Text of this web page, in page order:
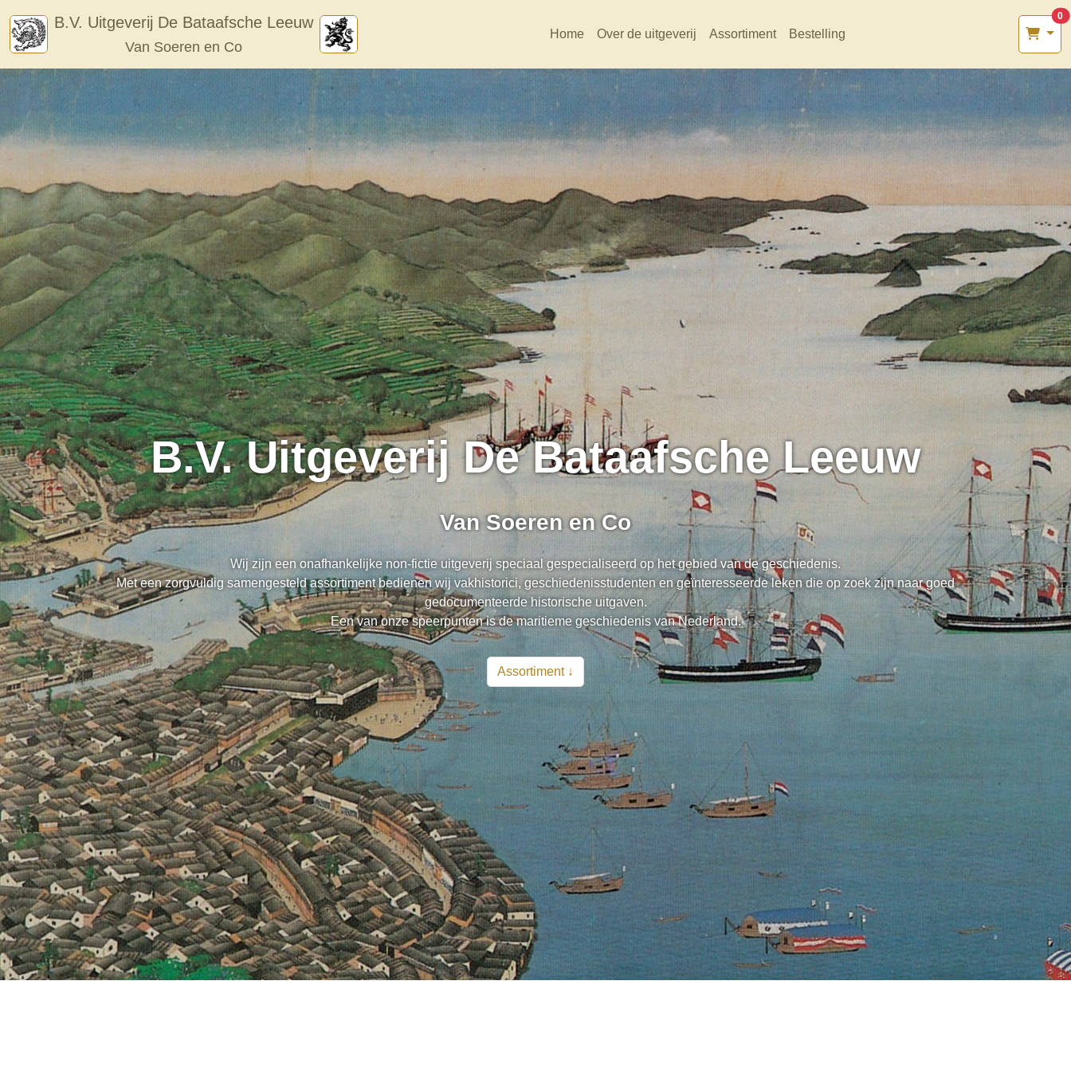
content
B.V. Uitgeverij De Bataafsche Leeuw
Van Soeren en Co
Home Over de uitgeverij Assortiment Bestelling
0
B.V. Uitgeverij De Bataafsche Leeuw
Van Soeren en Co
Wij zijn een onafhankelijke non-fictie uitgeverij speciaal gespecialiseerd op het gebied van de geschiedenis.
Met een zorgvuldig samengesteld assortiment bedienen wij vakhistorici, geschiedenisstudenten en geïnteresseerde leken die op zoek zijn naar goed
gedocumenteerde historische uitgaven.
Een van onze speerpunten is de maritieme geschiedenis van Nederland.
Assortiment ↓